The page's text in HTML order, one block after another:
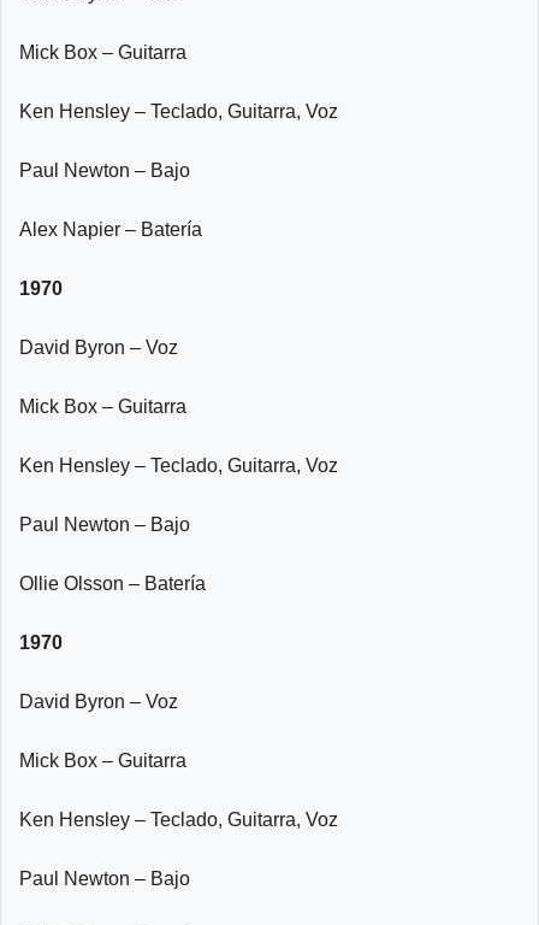
Mick Box – Guitarra
Ken Hensley – Teclado, Guitarra, Voz
Paul Newton – Bajo
Alex Napier – Batería
1970
David Byron – Voz
Mick Box – Guitarra
Ken Hensley – Teclado, Guitarra, Voz
Paul Newton – Bajo
Ollie Olsson – Batería
1970
David Byron – Voz
Mick Box – Guitarra
Ken Hensley – Teclado, Guitarra, Voz
Paul Newton – Bajo